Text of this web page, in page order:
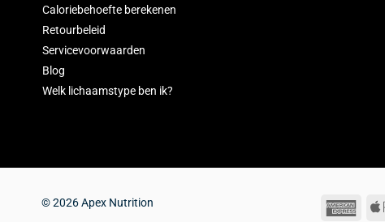
Caloriebehoefte berekenen
Retourbeleid
Servicevoorwaarden
Blog
Welk lichaamstype ben ik?
© 2026 Apex Nutrition